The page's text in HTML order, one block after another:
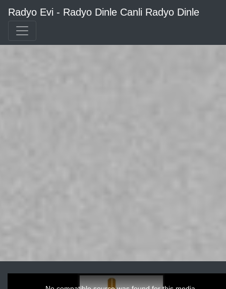
Radyo Evi - Radyo Dinle Canli Radyo Dinle